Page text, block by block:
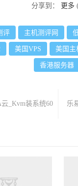
分享到： 更多 (
评 主机测评网
美国VPS 美国主
香港服务器
_Kvm装系统60
乐